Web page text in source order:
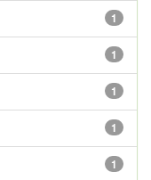
1
1
1
1
1